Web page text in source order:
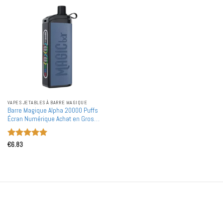
VAPES JETABLES À BARRE MAGIQUE
Barre Magique Alpha 20000 Puffs
Écran Numérique Achat en Gros
Vapes Jetables Rechargeables en
Gros
Note
€6.83